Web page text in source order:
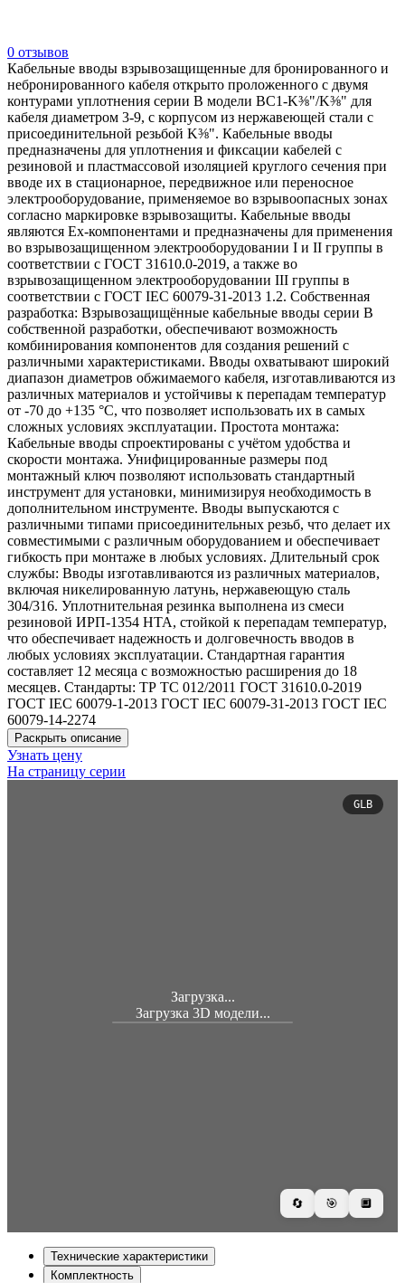
0 отзывов
Кабельные вводы взрывозащищенные для бронированного и
небронированного кабеля открыто проложенного с двумя
контурами уплотнения серии В модели ВС1-K⅜"/K⅜" для
кабеля диаметром 3-9, с корпусом из нержавеющей стали с
присоединительной резьбой K⅜". Кабельные вводы
предназначены для уплотнения и фиксации кабелей с
резиновой и пластмассовой изоляцией круглого сечения при
вводе их в стационарное, передвижное или переносное
электрооборудование, применяемое во взрывоопасных зонах
согласно маркировке взрывозащиты. Кабельные вводы
являются Ех-компонентами и предназначены для применения
во взрывозащищенном электрооборудовании I и II группы в
соответствии с ГОСТ 31610.0-2019, а также во
взрывозащищенном электрооборудовании III группы в
соответствии с ГОСТ IEC 60079-31-2013 1.2. Собственная
разработка: Взрывозащищённые кабельные вводы серии В
собственной разработки, обеспечивают возможность
комбинирования компонентов для создания решений с
различными характеристиками. Вводы охватывают широкий
диапазон диаметров обжимаемого кабеля, изготавливаются из
различных материалов и устойчивы к перепадам температур
от -70 до +135 °C, что позволяет использовать их в самых
сложных условиях эксплуатации. Простота монтажа:
Кабельные вводы спроектированы с учётом удобства и
скорости монтажа. Унифицированные размеры под
монтажный ключ позволяют использовать стандартный
инструмент для установки, минимизируя необходимость в
дополнительном инструменте. Вводы выпускаются с
различными типами присоединительных резьб, что делает их
совместимыми с различным оборудованием и обеспечивает
гибкость при монтаже в любых условиях. Длительный срок
службы: Вводы изготавливаются из различных материалов,
включая никелированную латунь, нержавеющую сталь
304/316. Уплотнительная резинка выполнена из смеси
резиновой ИРП-1354 НТА, стойкой к перепадам температур,
что обеспечивает надежность и долговечность вводов в
любых условиях эксплуатации. Стандартная гарантия
составляет 12 месяца с возможностью расширения до 18
месяцев. Стандарты: ТР ТС 012/2011 ГОСТ 31610.0-2019
ГОСТ IEC 60079-1-2013 ГОСТ IEC 60079-31-2013 ГОСТ IEC
60079-14-2274
Раскрыть описание
Узнать цену
На страницу серии
Загрузка...
Загрузка 3D модели...
🔄 🎯 🔲
GLB
Технические характеристики
Комплектность